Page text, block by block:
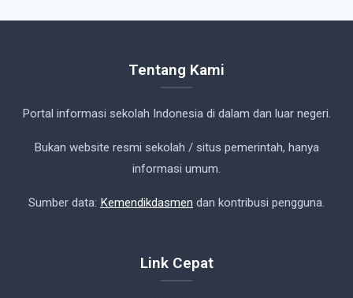
Tentang Kami
Portal informasi sekolah Indonesia di dalam dan luar negeri.
Bukan website resmi sekolah / situs pemerintah, hanya
informasi umum.
Sumber data: Kemendikdasmen dan kontribusi pengguna.
Link Cepat